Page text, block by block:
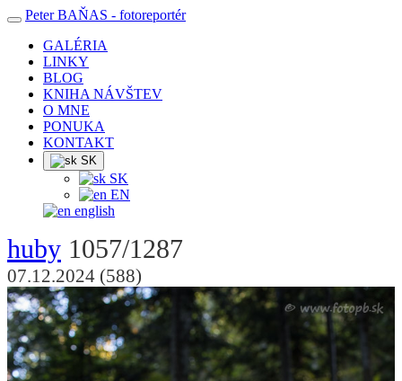
Peter BAŇAS - fotoreportér
GALÉRIA
LINKY
BLOG
KNIHA NÁVŠTEV
O MNE
PONUKA
KONTAKT
SK
SK
EN
english
huby 1057/1287
07.12.2024 (588)